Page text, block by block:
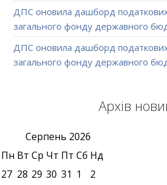
ДПС оновила дашборд
загального фонду державного
ДПС оновила дашборд
загального фонду державного
Архів
Серпень 2026
Пн Вт Ср Чт Пт Сб Нд
27 28 29 30 31 1
2